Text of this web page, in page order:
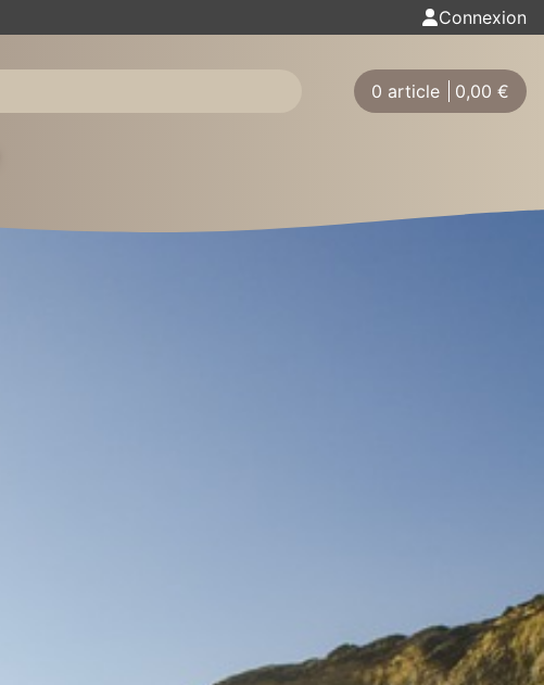
Connexion
0 article 0,00 €